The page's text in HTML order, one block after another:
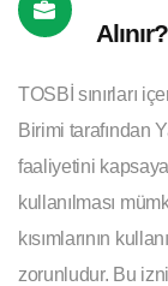
Alınır?
TOSBİ sınırları
Birimi tarafından
faaliyetini
kullanılması
kısımlarının
zorunludur. Bu